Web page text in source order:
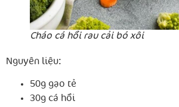
Cháo cá hồi rau cải bó xôi
Nguyên liệu:
50g gạo tẻ
30g cá hồi